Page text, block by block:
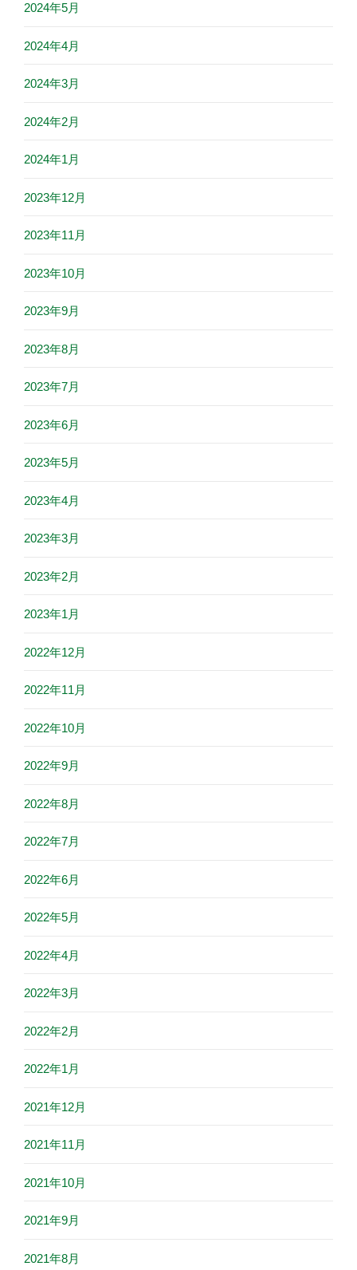
2024年5月
2024年4月
2024年3月
2024年2月
2024年1月
2023年12月
2023年11月
2023年10月
2023年9月
2023年8月
2023年7月
2023年6月
2023年5月
2023年4月
2023年3月
2023年2月
2023年1月
2022年12月
2022年11月
2022年10月
2022年9月
2022年8月
2022年7月
2022年6月
2022年5月
2022年4月
2022年3月
2022年2月
2022年1月
2021年12月
2021年11月
2021年10月
2021年9月
2021年8月